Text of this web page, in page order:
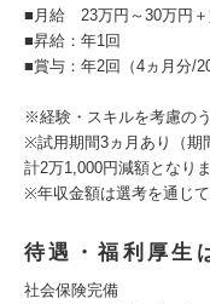
■月給 23万円～30万円＋
■昇給：年1回
■賞与：年2回（4ヵ月分/
※経験・スキルを考慮の
※試用期間3ヵ月あり（期
計2万1,000円減額となりま
※年収金額は選考を通じ
待遇・福利厚生
社会保険完備